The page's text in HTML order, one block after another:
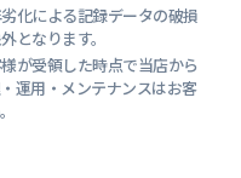
化による記録データの破損
となります。
が受領した時点で当店から
運用・メンテナンスはお客